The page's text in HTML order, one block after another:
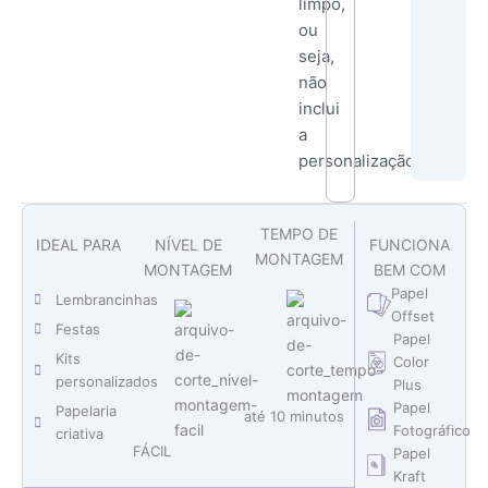
ou
seja,
não
inclui
a
personalização.
IDEAL PARA
Lembrancinhas
Festas
Kits
personalizados
Papelaria
criativa
NÍVEL DE
MONTAGEM
FÁCIL
TEMPO DE
MONTAGEM
até 10 minutos
FUNCIONA
BEM COM
Papel
Offset
Papel
Color
Plus
Papel
Fotográfico
Papel
Kraft